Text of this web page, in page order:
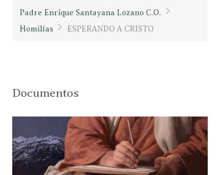
Padre Enrique Santayana Lozano C.O.
Homilías
ESPERANDO A CRISTO
Documentos